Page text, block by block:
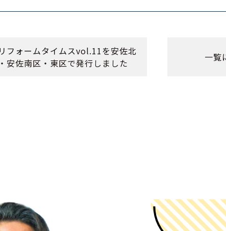
フォームタイムスvol.11を安佐北
安佐南区・東区で発行しました
一覧